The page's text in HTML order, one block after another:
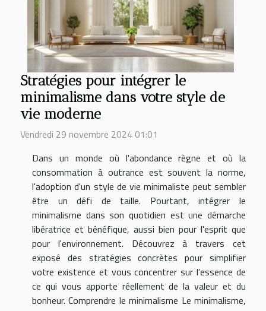
Stratégies pour intégrer le
minimalisme dans votre style de
vie moderne
Vendredi 29 novembre 2024 01:01
Dans un monde où l'abondance règne et où la
consommation à outrance est souvent la norme,
l'adoption d'un style de vie minimaliste peut sembler
être un défi de taille. Pourtant, intégrer le
minimalisme dans son quotidien est une démarche
libératrice et bénéfique, aussi bien pour l'esprit que
pour l'environnement. Découvrez à travers cet
exposé des stratégies concrètes pour simplifier
votre existence et vous concentrer sur l'essence de
ce qui vous apporte réellement de la valeur et du
bonheur. Comprendre le minimalisme Le minimalisme,